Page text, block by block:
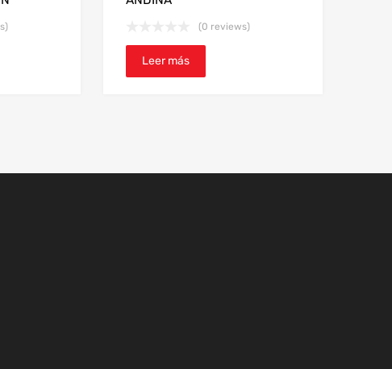
(0 reviews)
Leer más